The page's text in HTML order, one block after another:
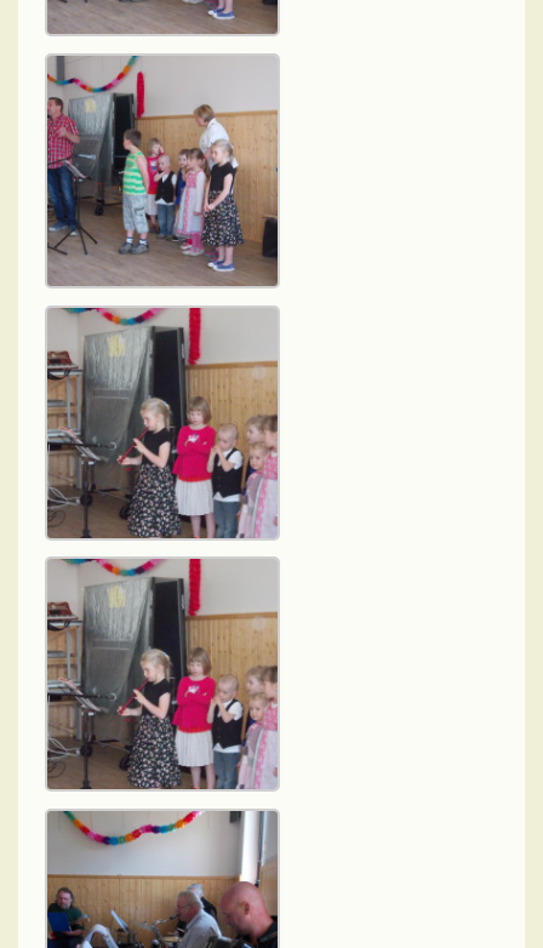
Odpadové hospodářství
Zajímavosti z okolí
Rybářský spolek
Informační zpravodaj PID
Zápisy z pracovních porad zastupitelstva
Výroční zpráva podle zákona č. 106/1999Sb.
Knihovna
SDH Podbrdy
Kronika obce
Historie
Kontakt